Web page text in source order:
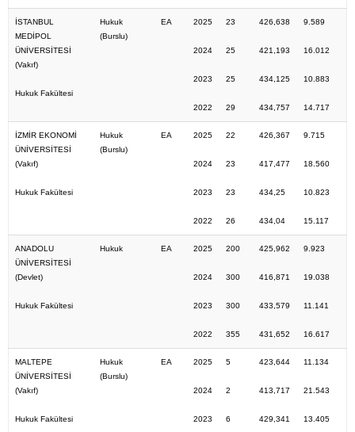
İSTANBUL
MEDİPOL
ÜNİVERSİTESİ
(Vakıf)
Hukuk Fakültesi
Hukuk
(Burslu)
EA 2025
2024
2023
2022
23
25
25
29
426,638
421,193
434,125
434,757
9.589
16.012
10.883
14.717
İZMİR EKONOMİ
ÜNİVERSİTESİ
(Vakıf)
Hukuk Fakültesi
Hukuk
(Burslu)
EA 2025
2024
2023
2022
22
23
23
26
426,367
417,477
434,25
434,04
9.715
18.560
10.823
15.117
ANADOLU
ÜNİVERSİTESİ
(Devlet)
Hukuk Fakültesi
Hukuk EA 2025
2024
2023
2022
200
300
300
355
425,962
416,871
433,579
431,652
9.923
19.038
11.141
16.617
MALTEPE
ÜNİVERSİTESİ
(Vakıf)
Hukuk Fakültesi
Hukuk
(Burslu)
EA 2025
2024
2023
5
2
6
423,644
413,717
429,341
11.134
21.543
13.405